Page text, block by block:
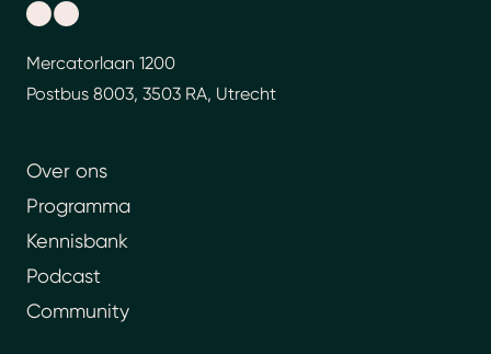
Mercatorlaan 1200
Postbus 8003, 3503 RA, Utrecht
Over ons
Programma
Kennisbank
Podcast
Community